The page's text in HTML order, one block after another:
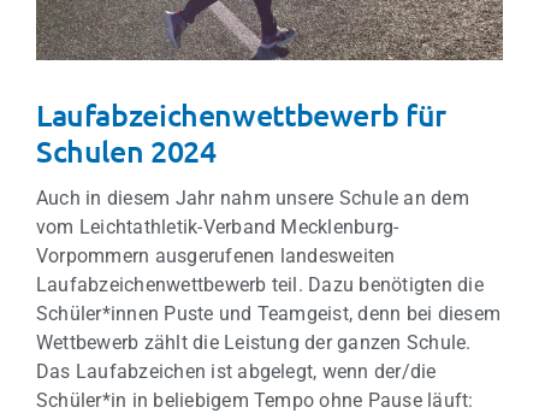
Laufabzeichenwettbewerb für
Schulen 2024
Auch in diesem Jahr nahm unsere Schule an dem
vom Leichtathletik-Verband Mecklenburg-
Vorpommern ausgerufenen landesweiten
Laufabzeichenwettbewerb teil. Dazu benötigten die
Schüler*innen Puste und Teamgeist, denn bei diesem
Wettbewerb zählt die Leistung der ganzen Schule.
Das Laufabzeichen ist abgelegt, wenn der/die
Schüler*in in beliebigem Tempo ohne Pause läuft: